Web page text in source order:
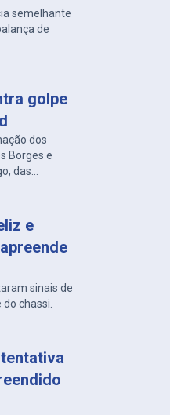
semelhante
de
golpe
dos
Borges e
das
e
sinais de
chassi.